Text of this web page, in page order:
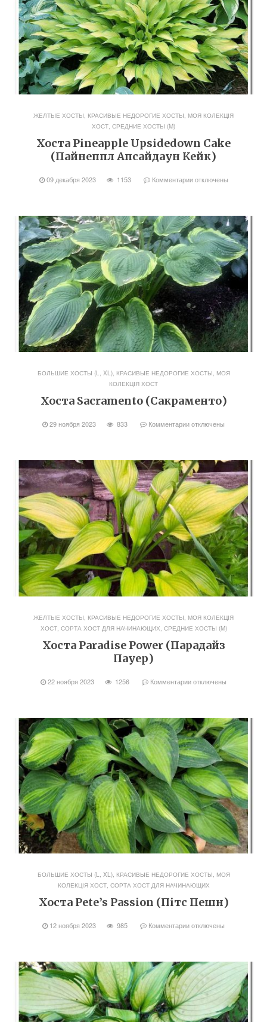
ЖЕЛТЫЕ ХОСТЫ, КРАСИВЫЕ НЕДОРОГИЕ ХОСТЫ, МОЯ КОЛЕКЦІЯ
ХОСТ, СРЕДНИЕ ХОСТЫ (M)
Хоста Pineapple Upsidedown Cake
(Пайнеппл Апсайдаун Кейк)
09 декабря 2023 1153 Комментарииотключены
БОЛЬШИЕ ХОСТЫ (L, XL), КРАСИВЫЕ НЕДОРОГИЕ ХОСТЫ, МОЯ
КОЛЕКЦІЯ ХОСТ
Хоста Sacramento (Сакраменто)
29 ноября 2023 833 Комментарииотключены
ЖЕЛТЫЕ ХОСТЫ КРАСИВЫЕ НЕДОРОГИЕ ХОСТЫ МОЯ КОЛЕКЦІЯ
ХОСТ, СОРТА ХОСТ ДЛЯ НАЧИНАЮЩИХ СРЕДНИЕ ХОСТЫ (M)
Хоста Paradise Power (Парадайз
Пауер)
22 ноября 2023 1256 Комментарииотключены
БОЛЬШИЕ ХОСТЫ (L, XL), КРАСИВЫЕ НЕДОРОГИЕ ХОСТЫ, МОЯ
КОЛЕКЦІЯ ХОСТ, СОРТА ХОСТ ДЛЯ НАЧИНАЮЩИХ
Хоста Pete’s Passion (Пітс Пешн)
12 ноября 2023 985 Комментарииотключены